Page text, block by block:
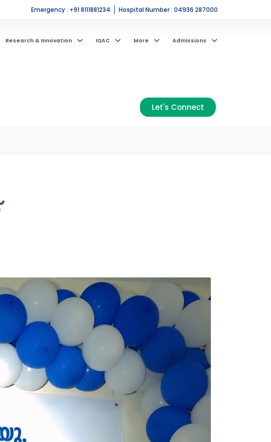
Emergency : +91 8111881234 Hospital Number : 04936 287000
Research & Innovation IQAC More Admissions
Let's Connect